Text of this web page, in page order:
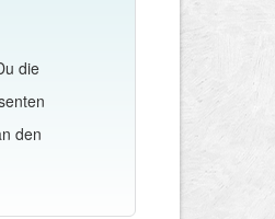
die
den